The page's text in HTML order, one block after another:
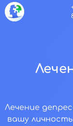
Лечение
вашу